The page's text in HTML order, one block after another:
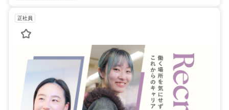
正社員